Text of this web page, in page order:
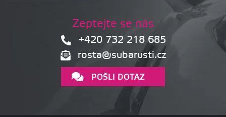
Zeptejte se nás
+420 732 218 685
rosta@subarusti.cz
POŠLI DOTAZ